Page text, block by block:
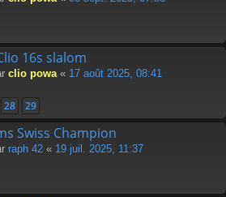
16s slalom
clio powa « 17 août 2025, 08:41
28 29
Swiss Champion
raph 42 « 19 juil. 2025, 11:37